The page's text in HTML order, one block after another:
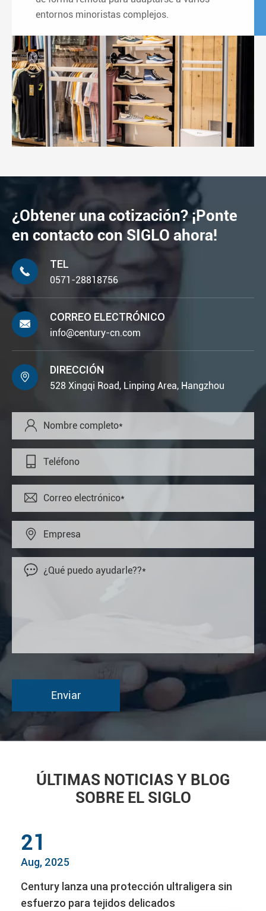
entornos minoristas complejos.
¿Obtener una cotización? ¡Ponte
en contacto con SIGLO ahora!

TEL
0571-28818756

CORREO ELECTRÓNICO
info@century-cn.com

DIRECCIÓN
528 Xingqi Road, Linping Area, Hangzhou





ÚLTIMAS NOTICIAS Y BLOG
SOBRE EL SIGLO
21
Aug, 2025
Century lanza una protección ultraligera sin
esfuerzo para tejidos delicados